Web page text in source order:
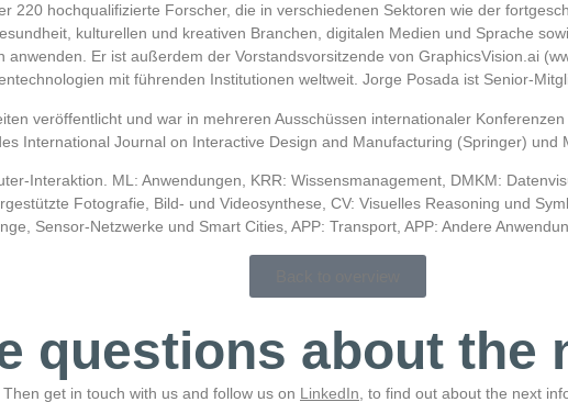
220 hochqualifizierte Forscher, die in verschiedenen Sektoren wie der
kulturellen und kreativen Branchen, digitalen Medien und Sprache
anwenden. Er ist außerdem der Vorstandsvorsitzende von GraphicsVision.ai
mit führenden Institutionen weltweit. Jorge Posada ist Senior-
veröffentlicht und war in mehreren Ausschüssen internationaler
International Journal on Interactive Design and Manufacturing (Springer) und
Interaktion. ML: Anwendungen, KRR: Wissensmanagement, DMKM:
Fotografie, Bild- und Videosynthese, CV: Visuelles Reasoning und
Sensor-Netzwerke und Smart Cities, APP: Transport, APP: Andere
questions about the
Then get in touch with us and follow us on LinkedIn , to find out about the next